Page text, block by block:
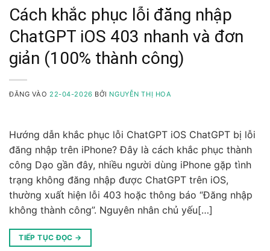
Cách khắc phục lỗi đăng nhập
ChatGPT iOS 403 nhanh và đơn
giản (100% thành công)
ĐĂNG VÀO22-04-2026 BỞI NGUYỄN THỊ HOA
Hướng dẫn khắc phục lỗi ChatGPT iOS ChatGPT bị lỗi
đăng nhập trên iPhone? Đây là cách khắc phục thành
công Dạo gần đây, nhiều người dùng iPhone gặp tình
trạng không đăng nhập được ChatGPT trên iOS,
thường xuất hiện lỗi 403 hoặc thông báo “Đăng nhập
không thành công”. Nguyên nhân chủ yếu[…]
TIẾP TỤC ĐỌC →